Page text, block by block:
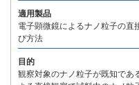
適用製品
電子顕微鏡によるナノ粒子の直
び方法
目的
観察対象のナノ粒子が既知であ